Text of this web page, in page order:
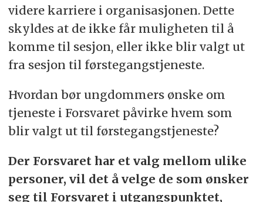
videre karriere i organisasjonen. Dette
skyldes at de ikke får muligheten til å
komme til sesjon, eller ikke blir valgt ut
fra sesjon til førstegangstjeneste.
Hvordan bør ungdommers ønske om
tjeneste i Forsvaret påvirke hvem som
blir valgt ut til førstegangstjeneste?
Der Forsvaret har et valg mellom ulike
personer, vil det å velge de som ønsker
seg til Forsvaret i utgangspunktet,